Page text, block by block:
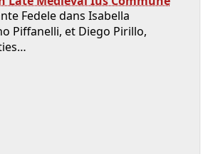
Fedele dans Isabella
Piffanelli, et Diego Pirillo,